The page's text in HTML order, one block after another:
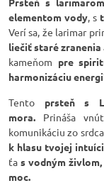
elementom vody, s
Verí sa, že larimar
liečiť staré zranenia
kameňom pre
harmonizáciu
Tento prsteň s
mora. Prináša
komunikáciu zo
k hlasu tvojej
ťas vodným
moc.